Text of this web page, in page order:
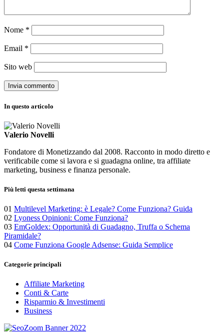
Nome *
Email *
Sito web
In questo articolo
Valerio Novelli
Fondatore di Monetizzando dal 2008. Racconto in modo diretto e
verificabile come si lavora e si guadagna online, tra affiliate
marketing, business e finanza personale.
Più letti questa settimana
01 Multilevel Marketing: è Legale? Come Funziona? Guida
02 Lyoness Opinioni: Come Funziona?
03 EmGoldex: Opportunità di Guadagno, Truffa o Schema
Piramidale?
04 Come Funziona Google Adsense: Guida Semplice
Categorie principali
Affiliate Marketing
Conti & Carte
Risparmio & Investimenti
Business